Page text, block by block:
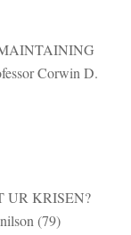
Corwin D.
UR KRISEN?
(79)